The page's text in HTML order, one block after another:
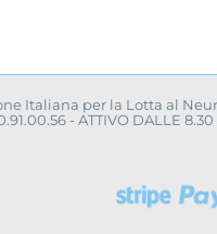
Italiana per la Lotta al
- ATTIVO DALLE